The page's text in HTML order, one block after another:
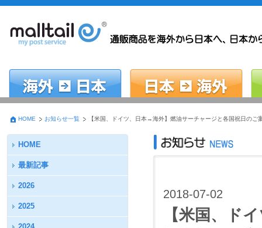
HOME お知らせ一覧 【米国、ドイツ、日本→海外】燃油サーチャージと各国祝日のご
HOME
最新記事
2026
2025
2018-07-02
【米国、ド